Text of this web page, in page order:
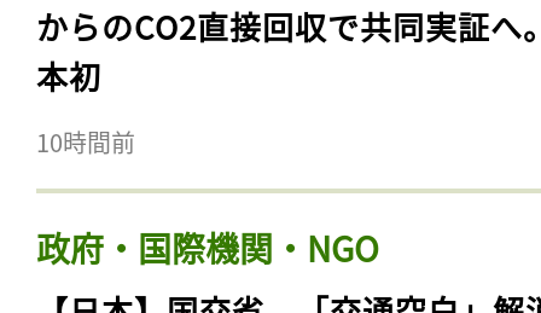
からのCO2直接回収で共同実証へ
本初
10時間前
政府・国際機関・NGO